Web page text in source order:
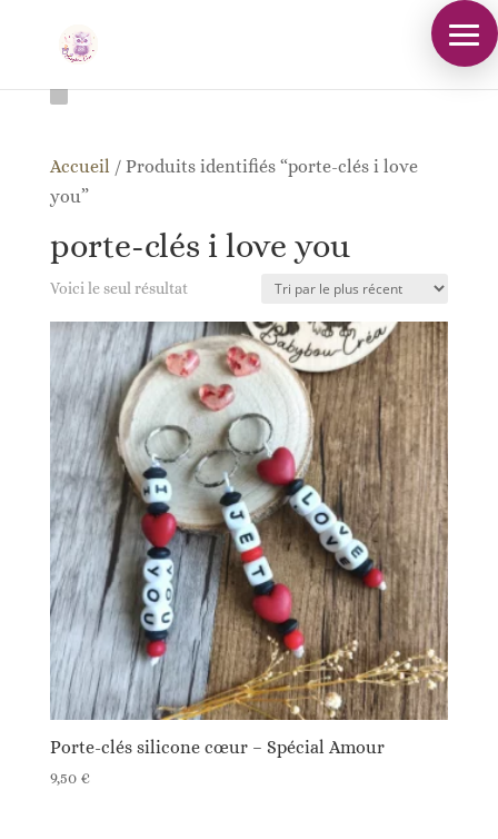
Accueil / Produits identifiés “porte-clés i love
you”
porte-clés i love you
Voici le seul résultat
Porte-clés silicone cœur – Spécial Amour
9,50 €